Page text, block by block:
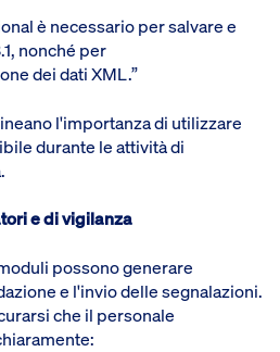
è necessario per salvare e
nonché per
dei dati XML.”
l'importanza di utilizzare
durante le attività di
e di vigilanza
possono generare
e l'invio delle segnalazioni.
che il personale